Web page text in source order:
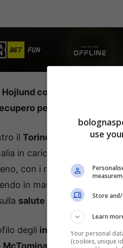
continuano a
per la Champions
il Torino e può essere
in carica, infatti, hanno
con i rossoneri che ora
in maniera particolare la
salute del gruppo.
degli infortuni, dato che
McTominay Hojlundpoco
use
Store
Learn
Your personal
(cookies, unique